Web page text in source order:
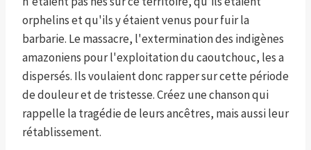
orphelins et qu'ils y étaient venus pour fuir la
barbarie. Le massacre, l'extermination des indigènes
amazoniens pour l'exploitation du caoutchouc, les a
dispersés. Ils voulaient donc rapper sur cette période
de douleur et de tristesse. Créez une chanson qui
rappelle la tragédie de leurs ancêtres, mais aussi leur
rétablissement.